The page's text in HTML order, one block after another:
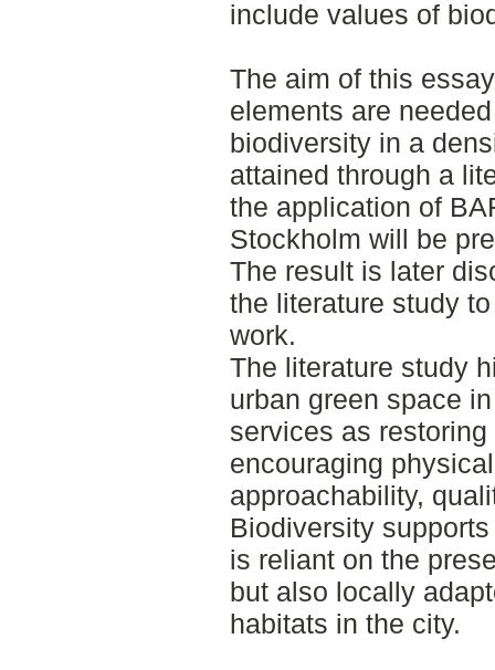
include values of
The aim of this
elements are
biodiversity in a
attained through a
the application of
Stockholm will be
The result is later
the literature study
work.
The literature study
urban green space
services as
encouraging
approachability,
Biodiversity
is reliant on the
but also locally
habitats in the city.